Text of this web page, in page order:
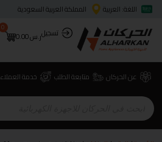
اللغة: العربية
المملكة العربية السعودية
تسجيلر.س0.00
0
عن الحركان متابعة الطلب خدمة العملاء